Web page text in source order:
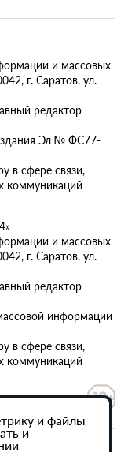
и массовых
г. Саратов, ул.
редактор
Эл № ФС77-
в сфере связи,
коммуникаций
и массовых
г. Саратов, ул.
редактор
информации
в сфере связи,
коммуникаций
данных
и файлы
и